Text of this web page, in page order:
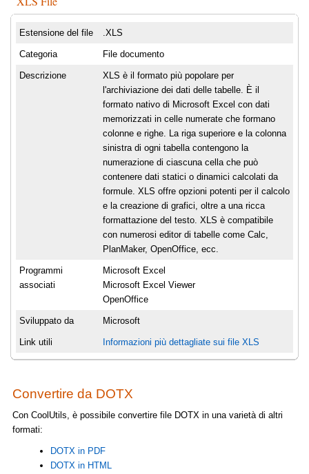
Estensione del file .XLS
Categoria File documento
Descrizione
XLS è il formato più popolare per
l'archiviazione dei dati delle tabelle. È il
formato nativo di Microsoft Excel con dati
memorizzati in celle numerate che formano
colonne e righe. La riga superiore e la colonna
sinistra di ogni tabella contengono la
numerazione di ciascuna cella che può
contenere dati statici o dinamici calcolati da
formule. XLS offre opzioni potenti per il calcolo
e la creazione di grafici, oltre a una ricca
formattazione del testo. XLS è compatibile
con numerosi editor di tabelle come Calc,
PlanMaker, OpenOffice, ecc.
Programmi
associati
Microsoft Excel
Microsoft Excel Viewer
OpenOffice
Sviluppato da Microsoft
Link utili Informazioni più dettagliate sui file XLS
Convertire da DOTX
Con CoolUtils, è possibile convertire file DOTX in una varietà di altri
formati:
DOTX in PDF
DOTX in HTML